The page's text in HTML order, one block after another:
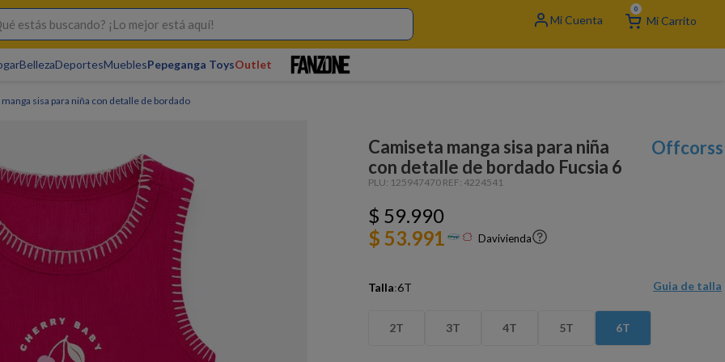
buscando? ¡Lo mejor está aquí! 0
BellezaDeportesMueblesPepeganga ToysOutlet
sisa para niña con detalle de bordado
Camiseta manga sisa para niña
con detalle de bordado Fucsia 6
PLU: 125947470 REF: 4224541
Offcorss
$ 59.990
$ 53.991
Davivienda
Talla:6T Guia de talla
2T 3T 4T 5T 6T